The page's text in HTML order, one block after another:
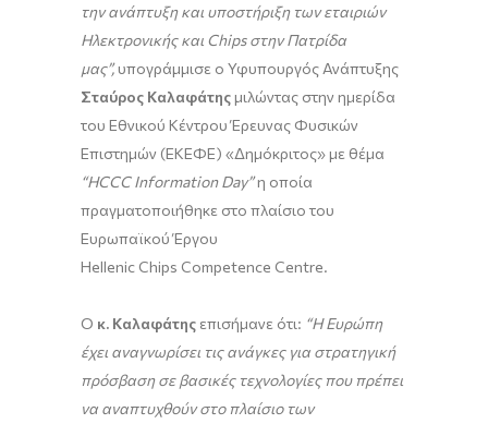
την ανάπτυξη και υποστήριξη των εταιριών
Ηλεκτρονικής και Chipsστην Πατρίδα
μας”,υπογράμμισε ο Υφυπουργός Ανάπτυξης
Σταύρος Καλαφάτηςμιλώντας στην ημερίδα
του Εθνικού Κέντρου Έρευνας Φυσικών
Επιστημών (ΕΚΕΦΕ) «Δημόκριτος» με θέμα
“HCCC Information Day”η οποία
πραγματοποιήθηκε στο πλαίσιο του
Ευρωπαϊκού Έργου
Hellenic Chips Competence Centre.
O κ. Καλαφάτης επισήμανε ότι: “Η Ευρώπη
έχει αναγνωρίσει τις ανάγκες για στρατηγική
πρόσβαση σε βασικές τεχνολογίες που πρέπει
να αναπτυχθούν στο πλαίσιο των